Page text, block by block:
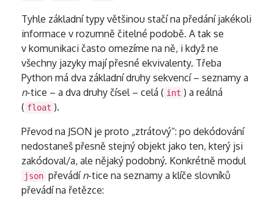
Tyhle základní typy většinou stačí na předání jakékoli
informace v rozumně čitelné podobě. A tak se
v komunikaci často omezíme na ně, i když ne
všechny jazyky mají přesné ekvivalenty. Třeba
Python má dva základní druhy sekvencí – seznamy a
n-tice – a dva druhy čísel – celá ( int ) a reálná
( float ).
Převod na JSON je proto „ztrátový“: po dekódování
nedostaneš přesně stejný objekt jako ten, který jsi
zakódoval/a, ale nějaký podobný. Konkrétně modul
json převádí n-tice na seznamy a klíče slovníků
převádí na řetězce: